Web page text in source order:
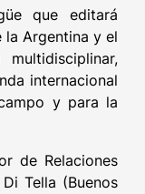
que editará
Argentina y el
internacional
y para la
de Relaciones
Tella (Buenos